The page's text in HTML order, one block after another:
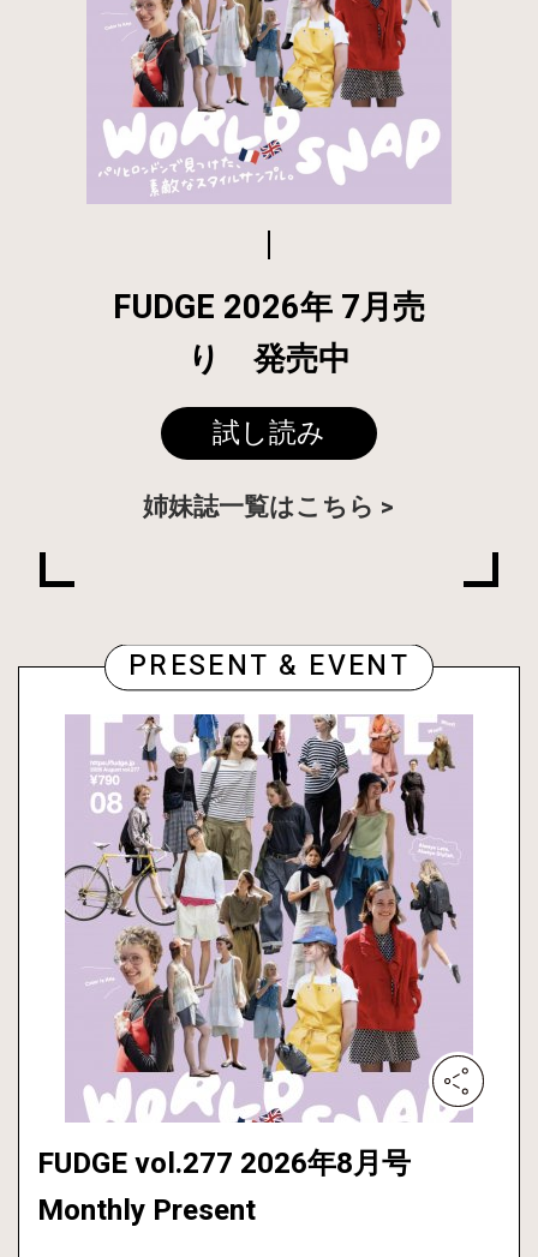
FUDGE 2026年 7月売
り 発売中
試し読み
姉妹誌一覧はこちら
PRESENT & EVENT
FUDGE vol.277 2026年8月号
Monthly Present